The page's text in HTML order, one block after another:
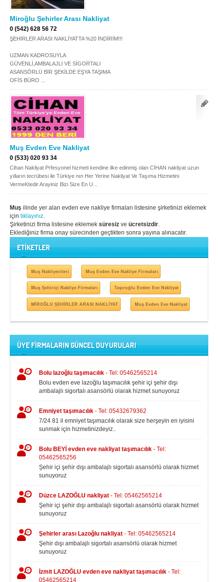
Uşak
Zonguldak
MÜŞTERİ TALEPLERİ
DEFTER
NAKLİYECİ İLANLARI
Miroğlu Şehirler Arası Nakliyat
0 (542) 628 56 72
ŞEHİRLER ARASI NAKLİYATTA %20 İNDİRİM!!!
UZMAN KADROSUYLA
GÜVENLİ,AMBALAJLI VE SİGORTALI
ASANSÖRLÜ BİR ŞEKİLDE EŞYA TAŞIMA
OFİS BÜRO ...
Muş Evden Eve Nakliyat
0 (533) 020 93 34
Cihan Nakliyat Prfesyonel hizmeti kendine ilke edinmiş olan CİHAN nakliyat uzun
yılların tecrübesi ile Türkiye nın Her Yerine Nakliyat Ve Taşıma Hizmetini
VermeKtedir Arayiniz Bizi Size En U...
Muş ilinde yer alan evden eve nakliye firmaları listesine şirketinizi eklemek
için tıklayınız.
Şirketinizi firma listesine eklemek süresiz ve ücretsizdir.
Eklediğiniz firma onay sürecinden geçtikten sonra yayına alınacatır.
ETİKETLER
Muş Nakliyecileri Muş Evden Eve Nakliye Firmaları
Muş Şehiriçi Nakliye Firmaları Taşıroğlu Evden Eve Nakliyat
MİROĞLU ŞEHİRLER ARASI NAKLİYAT Muş Evden Eve Nakliyat
ÜYE FİRMALARIN GÜNCEL DUYURULARI
Bolu lazoğlu taşımacılık - Tel: 05462565214
Bolu evden eve lazoğlu taşımacılık şehir içi şehir dışı
ambalajlı sigortalı asansörlü olarak hizmet sunuyoruz
Emniyet taşımacılık - Tel: 05432679362
7/24 81 il emniyet taşımacılık olarak size herşeyin en iyisini
sunmak için hizmetinizdeyiz..
Bolu BEYİ evden eve nakliyat taşımacılık - Tel:
05462565256
Şehir içi şehir dışı ambalajlı sigortalı asansörlü olarak hizmet
sunuyoruz
Düzce LAZOĞLU nakliyat - Tel: 05462565214
Şehir içi şehir dışı ambalajlı sigortalı asansörlü olarak hizmet
sunuyoruz
Şehirler arası Lazoğlu nakliyat - Tel: 05462565214
Şehir dışı ambalajlı sigortalı asansörlü olarak hizmet
sunuyoruz
İzmit LAZOĞLU evden eve nakliyat taşımacılık - Tel:
05462565214